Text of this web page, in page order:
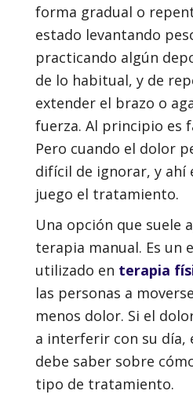
forma gradual o
estado levantando
practicando algún
de lo habitual, y de
extender el brazo o
fuerza. Al principio es
Pero cuando el dolor
difícil de ignorar, y ahí
juego el tratamiento.
Una opción que suele
terapia manual. Es un
utilizado en terapia
las personas a
menos dolor. Si el
a interferir con su día,
debe saber sobre
tipo de tratamiento.